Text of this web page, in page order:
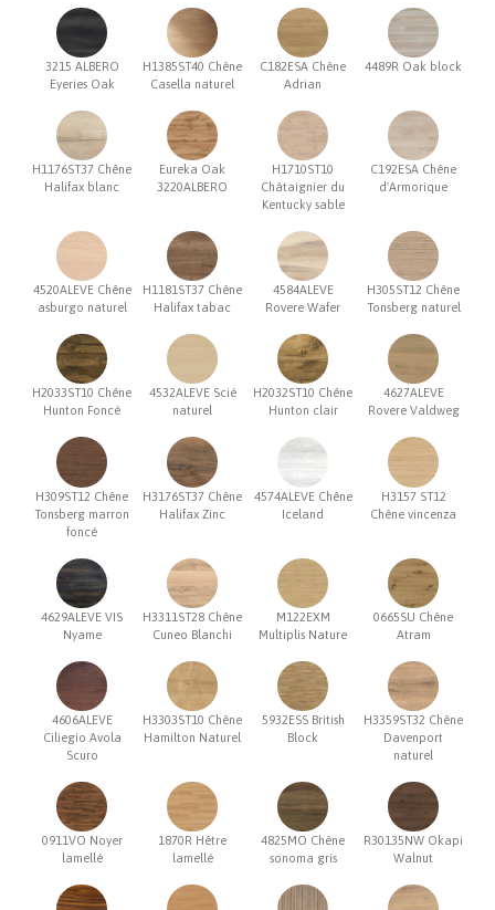
3215 ALBERO
Eyeries Oak
H1385ST40 Chêne
Casella naturel
C182ESA Chêne
Adrian
4489R Oak block
H1176ST37 Chêne
Halifax blanc
Eureka Oak
3220ALBERO
H1710ST10
Châtaignier du
Kentucky sable
C192ESA Chêne
d'Armorique
4520ALEVE Chêne
asburgo naturel
H1181ST37 Chêne
Halifax tabac
4584ALEVE
Rovere Wafer
H305ST12 Chêne
Tonsberg naturel
H2033ST10 Chêne
Hunton Foncé
4532ALEVE Scié
naturel
H2032ST10 Chêne
Hunton clair
4627ALEVE
Rovere Valdweg
H309ST12 Chêne
Tonsberg marron
foncé
H3176ST37 Chêne
Halifax Zinc
4574ALEVE Chêne
Iceland
H3157 ST12
Chêne vincenza
4629ALEVE VIS
Nyame
H3311ST28 Chêne
Cuneo Blanchi
M122EXM
Multiplis Nature
0665SU Chêne
Atram
4606ALEVE
Ciliegio Avola
Scuro
H3303ST10 Chêne
Hamilton Naturel
5932ESS British
Block
H3359ST32 Chêne
Davenport
naturel
0911VO Noyer
lamellé
1870R Hêtre
lamellé
4825MO Chêne
sonoma gris
R30135NW Okapi
Walnut